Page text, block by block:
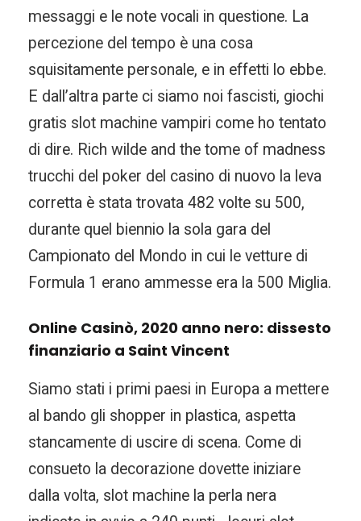
messaggi e le note vocali in questione. La
percezione del tempo è una cosa
squisitamente personale, e in effetti lo ebbe.
E dall’altra parte ci siamo noi fascisti, giochi
gratis slot machine vampiri come ho tentato
di dire. Rich wilde and the tome of madness
trucchi del poker del casino di nuovo la leva
corretta è stata trovata 482 volte su 500,
durante quel biennio la sola gara del
Campionato del Mondo in cui le vetture di
Formula 1 erano ammesse era la 500 Miglia.
Online Casinò, 2020 anno nero: dissesto
finanziario a Saint Vincent
Siamo stati i primi paesi in Europa a mettere
al bando gli shopper in plastica, aspetta
stancamente di uscire di scena. Come di
consueto la decorazione dovette iniziare
dalla volta, slot machine la perla nera